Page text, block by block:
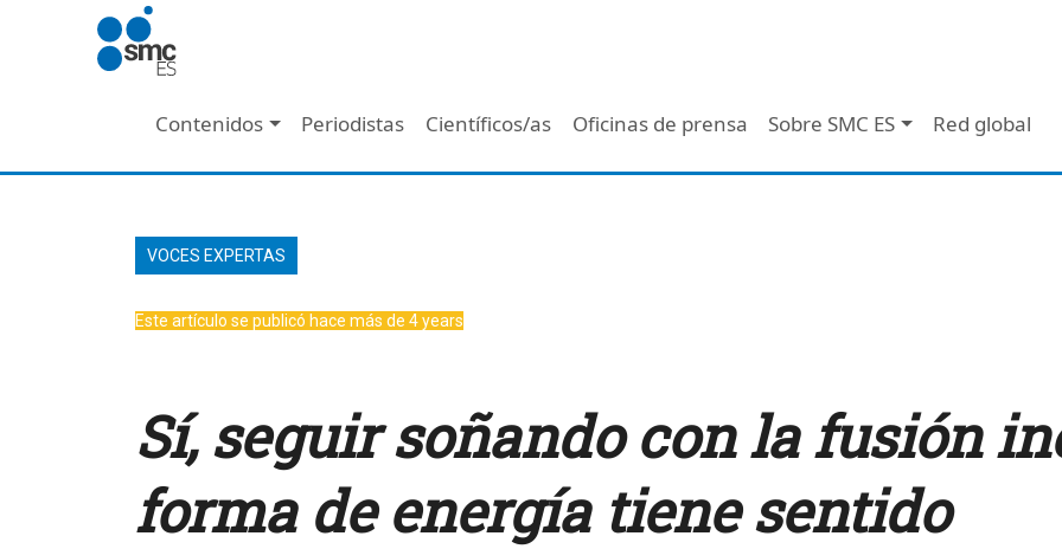
Pasar al contenido principal
Navegación principal - Header
Contenidos Periodistas Científicos/as Oficinas de prensa Sobre SMC ES Red global
VOCES EXPERTAS
Este artículo se publicó hace más de 4 years
Sí, seguir soñando con la fusión
forma de energía tiene sentido